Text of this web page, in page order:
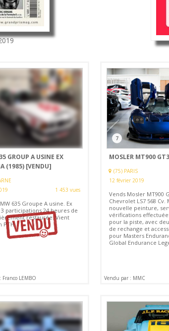
GROUP A USINE EX
(1985) [VENDU]
1 453 vues
635 Groupe A usine. Ex
3 participations 24 heures de
restaurée. Vient
PTH.
LEMBO
7
MOSLER MT900
(75) PARIS
12 février 2019
Vends Mosler MT900
Chevrolet LS7 568 Cv.
nouvelle peinture,
vérifications
pour la piste, avec
de rechange et
pour Masters
Global Endurance
Vendu par : MMC